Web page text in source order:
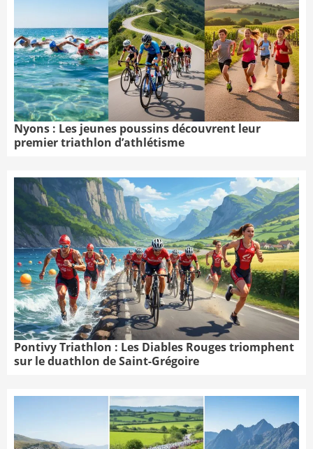
Nyons : Les jeunes poussins découvrent leur
premier triathlon d’athlétisme
Pontivy Triathlon : Les Diables Rouges triomphent
sur le duathlon de Saint-Grégoire